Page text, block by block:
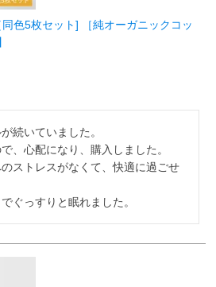
色5枚セット] ［純オーガニックコッ
続いていました。
、心配になり、購入しました。
ストレスがなくて、快適に過ごせ
ぐっすりと眠れました。